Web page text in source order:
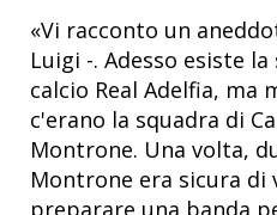
«Vi racconto un
Luigi -. Adesso esiste
calcio Real Adelfia, ma
c'erano la squadra di
Montrone. Una volta,
Montrone era sicura di
preparare una banda